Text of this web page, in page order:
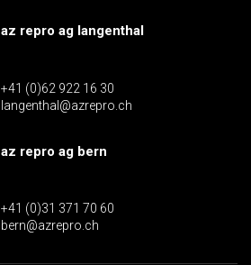
az repro ag langenthal
+41 (0)62 922 16 30
langenthal@azrepro.ch
az repro ag bern
+41 (0)31 371 70 60
bern@azrepro.ch